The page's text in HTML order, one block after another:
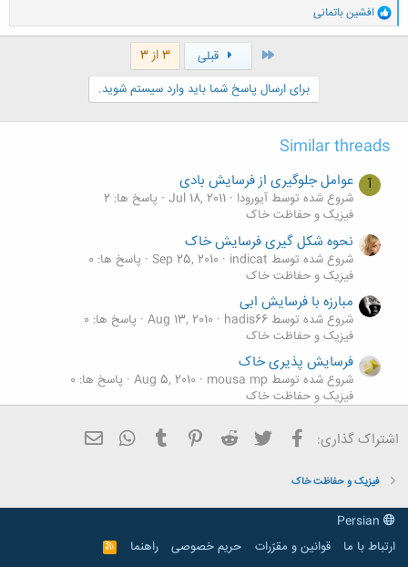
و
ا
ک
افشین باتمانی
اول قبلی
3 از 3
برای ارسال پاسخ شما باید وارد سیستم شوید.
Similar threads
آ عوامل جلوگیری از فرسایش بادی
شروع شده توسط آیورودا Jul 18, 2011 پاسخ ها: 2
فیزیک و حفاظت خاک
نحوه شکل گیری فرسایش خاک
شروع شده توسط indicat Sep 25, 2010 پاسخ ها: 0
فیزیک و حفاظت خاک
مبارزه با فرسایش ابی
شروع شده توسط hadis66 Aug 13, 2010 پاسخ ها: 0
فیزیک و حفاظت خاک
فرسایش پذیری خاک
شروع شده توسط mousa mp Aug 5, 2010 پاسخ ها: 0
فیزیک و حفاظت خاک
هوازدگی و فرسایش خاک
شروع شده توسط محمد بهبود Feb 4, 2010
پاسخ ها: 2
اشتراک گذاری: فیسبوک تویتر Reddit
Pinterest
Tumblr
WhatsApp
فیزیک و حفاظت خاک
ارتباط با ما
قوانین و مقرّرات حریم خصوصی راهنما
R
S